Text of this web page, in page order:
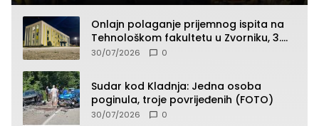
Onlajn polaganje prijemnog ispita na
Tehnološkom fakultetu u Zvorniku, 3.
septembra u 9.00 časova
30/07/2026 0
Sudar kod Kladnja: Jedna osoba
poginula, troje povrijeđenih (FOTO)
30/07/2026 0